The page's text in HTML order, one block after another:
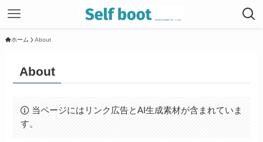
ホーム About
About
当ページにはリンク広告とAI生成素材が含まれていま
す。